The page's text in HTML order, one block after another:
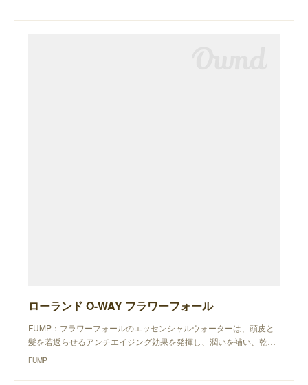
ローランド O-WAY フラワーフォール
FUMP：フラワーフォールのエッセンシャルウォーターは、頭皮と
髪を若返らせるアンチエイジング効果を発揮し、潤いを補い、乾…
FUMP